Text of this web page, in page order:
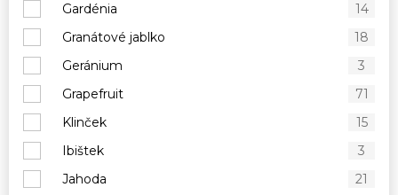
Gardénia
14
Granátové jablko
18
Geránium
3
Grapefruit
71
Klinček
15
Ibištek
3
Jahoda
21